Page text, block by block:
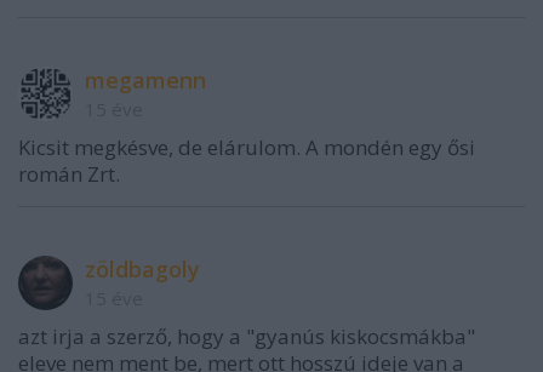
megamenn
Kicsit megkésve, de elárulom. A mondén egy ősi
román Zrt.
zöldbagoly
azt irja a szerző, hogy a "gyanús kiskocsmákba"
eleve nem ment be, mert ott hosszú ideje van a